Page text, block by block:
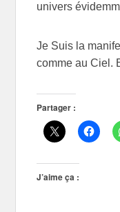
univers
Je Suis la
comme au Ciel.
Partager :
J’aime ça :